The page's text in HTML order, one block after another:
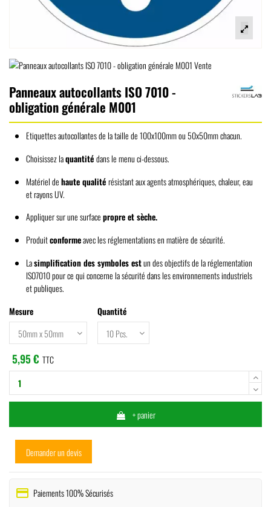
Panneaux autocollants ISO 7010 -
obligation générale M001
Etiquettes autocollantes de la taille de 100x100mm ou 50x50mm chacun.
Choisissez laquantitédans le menu ci-dessous.
Matériel dehaute qualitérésistant aux agents atmosphériques, chaleur, eau
et rayons UV.
Appliquer sur une surfacepropre et sèche.
Produitconformeavec les réglementations en matière de sécurité.
Lasimplification des symboles estun des objectifs de la réglementation
ISO7010 pour ce qui concerne la sécurité dans les environnements industriels
et publiques.
Mesure
Quantité
5,95 € TTC
+ panier
Demander un devis
payment Paiements 100% Sécurisés